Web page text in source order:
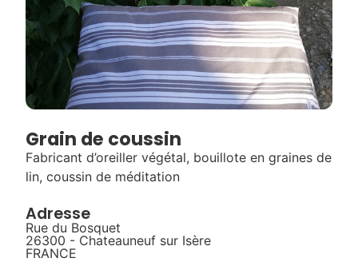
Grain de coussin
Fabricant d’oreiller végétal, bouillote en graines de
lin, coussin de méditation
Adresse
Rue du Bosquet
26300 - Chateauneuf sur Isère
FRANCE